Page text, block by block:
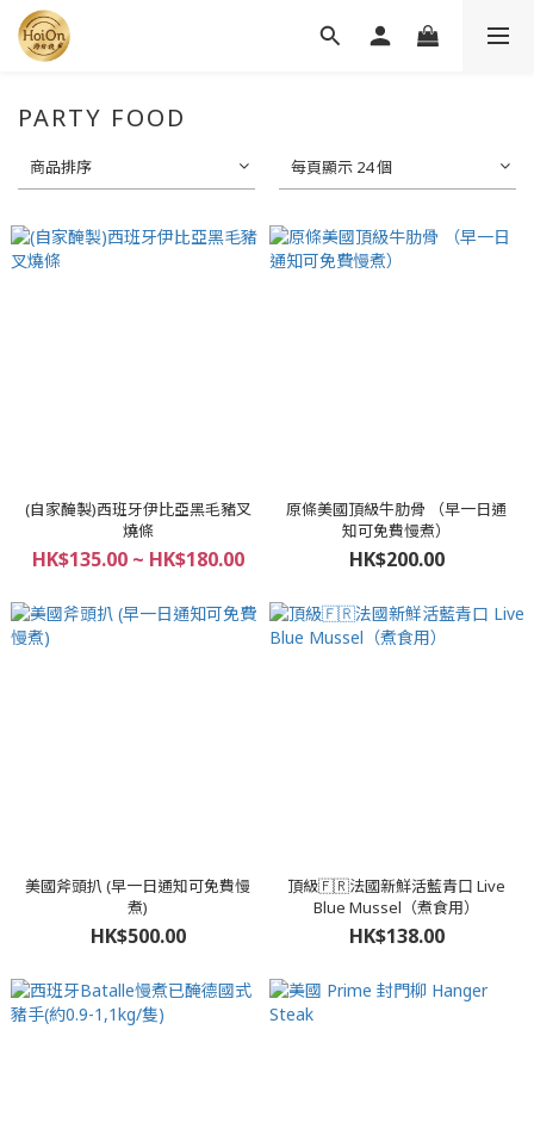
PARTY FOOD
商品排序 每頁顯示 24 個
(自家醃製)西班牙伊比亞黑毛豬叉
燒條
HK$135.00 ~ HK$180.00
原條美國頂級牛肋骨 （早一日通
知可免費慢煮）
HK$200.00
美國斧頭扒 (早一日通知可免費慢
煮)
HK$500.00
頂級🇫🇷法國新鮮活藍青口 Live
Blue Mussel（煮食用）
HK$138.00